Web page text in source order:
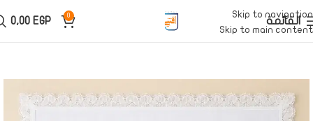
Skip to navigation
Skip to main content
القائمة 0
0,00 EGP